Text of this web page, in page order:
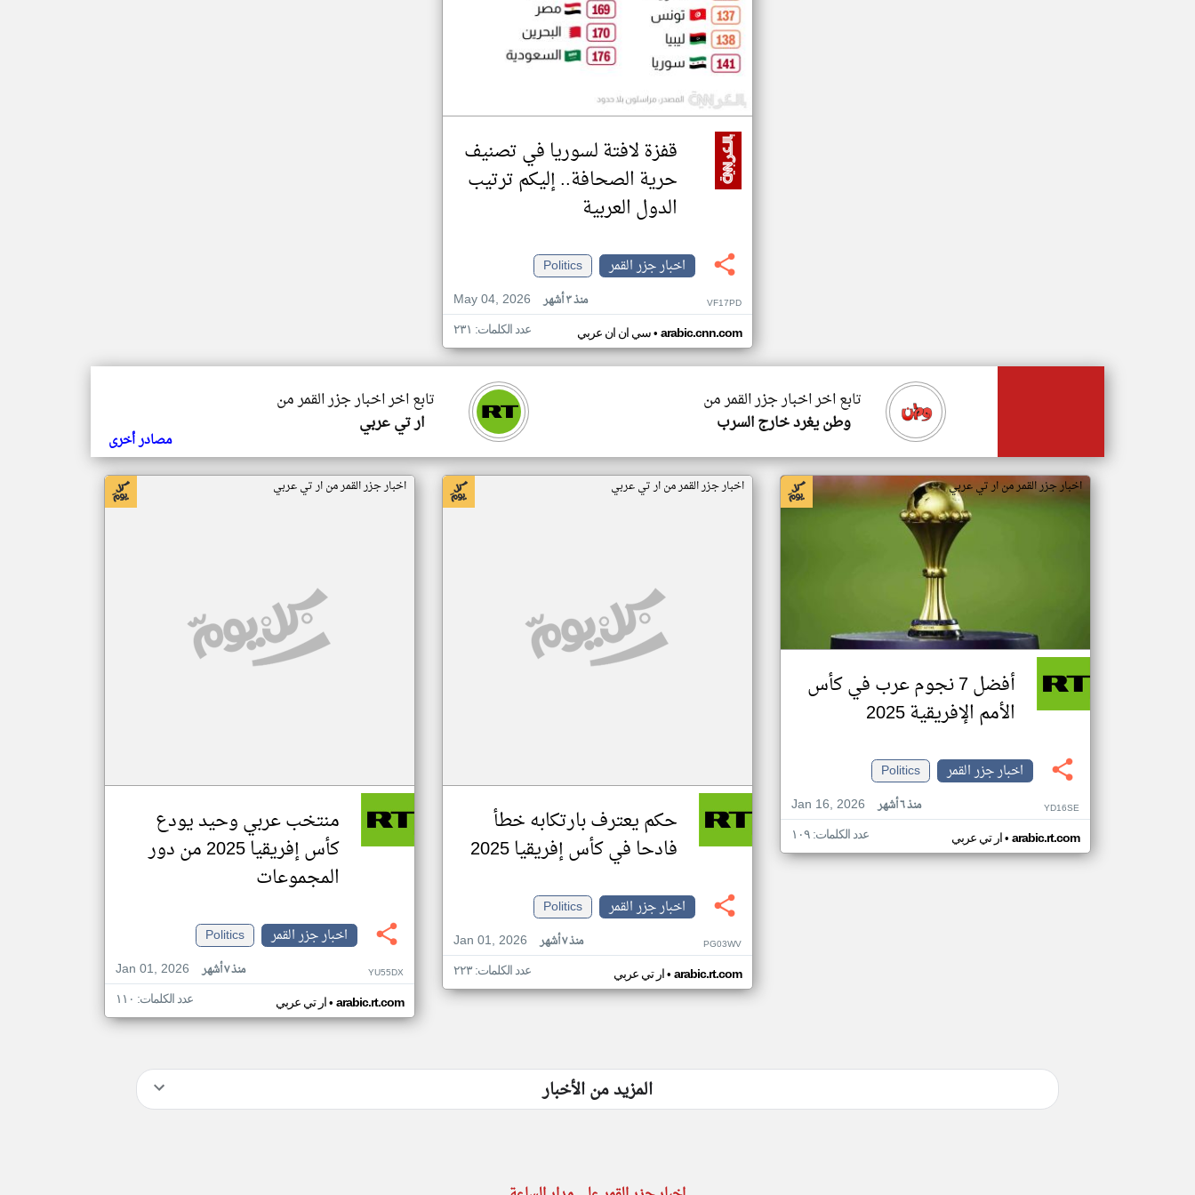
قفزة لافتة لسوريا في تصنيف
حرية الصحافة.. إليكم ترتيب
الدول العربية
اخبار جزر القمر
Politics
May 04, 2026
منذ ٣ أشهر VF17PD
سي ان ان عربي• arabic.cnn.com عدد الكلمات: ٢٣١
تابع اخر اخبار جزر القمر من
ار تي عربي
تابع اخر اخبار جزر القمر من
وطن يغرد خارج السرب
مصادر أخرى
اخبار جزر القمر من ار تي عربي
أفضل 7 نجوم عرب في كأس
الأمم الإفريقية 2025
اخبار جزر القمر
Politics
Jan 16, 2026
منذ ٦ أشهر YD16SE
ار تي عربي• arabic.rt.com عدد الكلمات: ١٠٩
اخبار جزر القمر من ار تي عربي
حكم يعترف بارتكابه خطأ
فادحا في كأس إفريقيا 2025
اخبار جزر القمر
Politics
Jan 01, 2026
منذ ٧ أشهر PG03WV
ار تي عربي• arabic.rt.com عدد الكلمات: ٢٢٣
اخبار جزر القمر من ار تي عربي
منتخب عربي وحيد يودع
كأس إفريقيا 2025 من دور
المجموعات
اخبار جزر القمر
Politics
Jan 01, 2026
منذ ٧ أشهر YU55DX
ار تي عربي• arabic.rt.com عدد الكلمات: ١١٠
المزيد من الأخبار